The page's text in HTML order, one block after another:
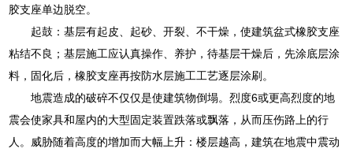
胶支座单边脱空。
起鼓：基层有起皮、起砂、开裂、不干燥，使建筑盆式橡胶支座
粘结不良；基层施工应认真操作、养护，待基层干燥后，先涂底层涂
料，固化后，橡胶支座再按防水层施工工艺逐层涂刷。
地震造成的破碎不仅仅是使建筑物倒塌。烈度6或更高烈度的地
震会使家具和屋内的大型固定装置跌落或飘落，从而压伤路上的行
人。威胁随着高度的增加而大幅上升：楼层越高，建筑在地震中震动